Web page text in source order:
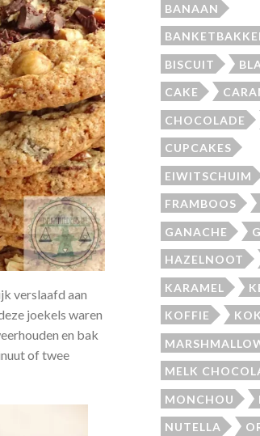
verslaafd aan
joekels waren
en bak
of twee
BANAAN
BISCUIT
CAKE
CHOCOLADE
CUPCAKES
EIWITSCHUIM
FRAMBOOS
GANACHE
HAZELNOOT
KARAMEL
KOFFIE
MELK
MONCHOU
NUTELLA